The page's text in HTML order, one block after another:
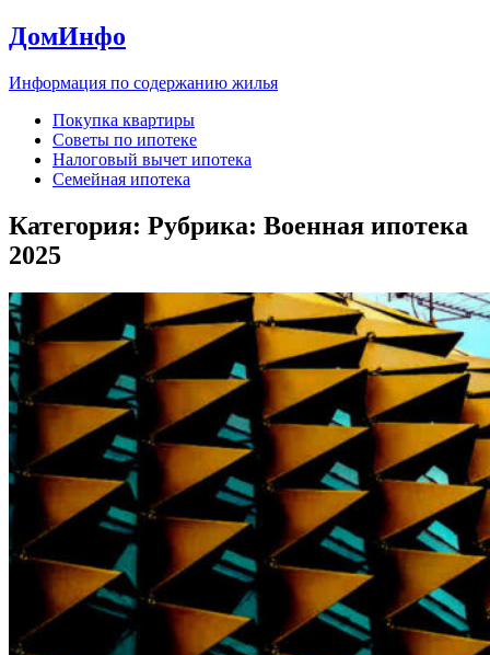
ДомИнфо
Информация по содержанию жилья
Покупка квартиры
Советы по ипотеке
Налоговый вычет ипотека
Семейная ипотека
Категория: Рубрика: Военная ипотека
2025